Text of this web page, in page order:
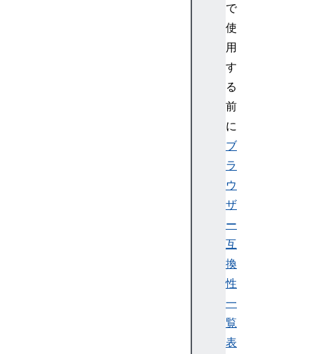
で
使
用
す
る
前
に
ブ
ラ
ウ
ザ
ー
互
換
性
一
覧
表